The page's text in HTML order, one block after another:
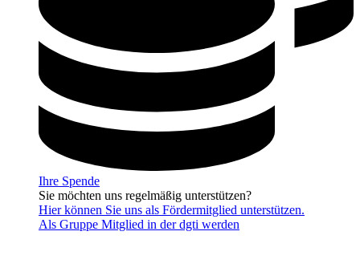
Ihre Spende
Sie möchten uns regelmäßig unterstützen?
Hier können Sie uns als Fördermitglied unterstützen.
Als Gruppe Mitglied in der dgti werden